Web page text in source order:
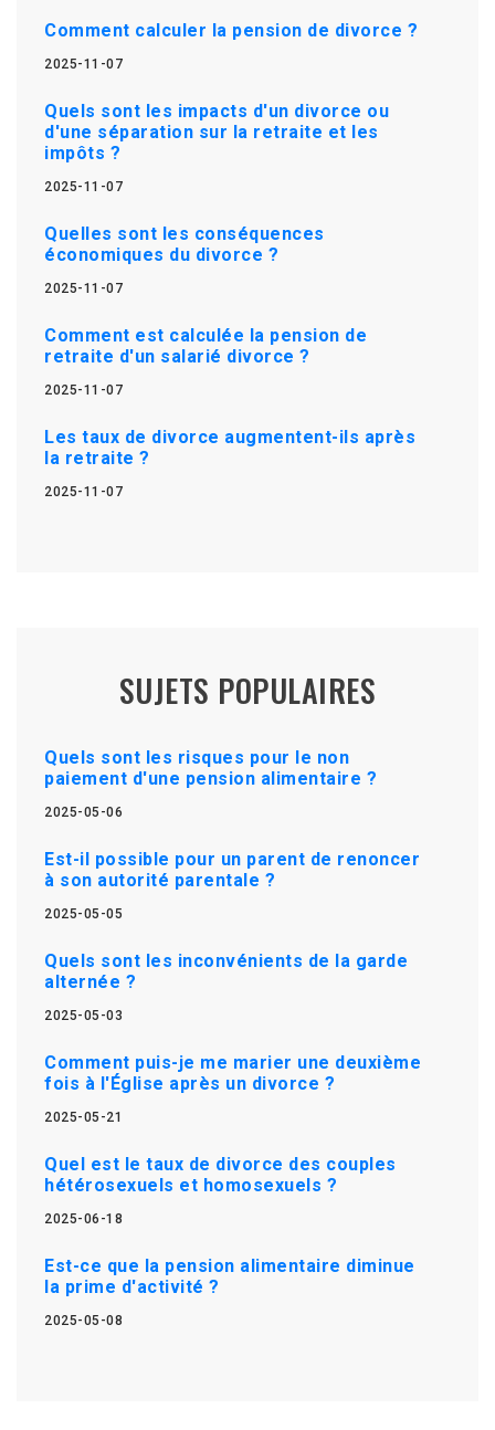
Comment calculer la pension de divorce ?
2025-11-07
Quels sont les impacts d'un divorce ou
d'une séparation sur la retraite et les
impôts ?
2025-11-07
Quelles sont les conséquences
économiques du divorce ?
2025-11-07
Comment est calculée la pension de
retraite d'un salarié divorce ?
2025-11-07
Les taux de divorce augmentent-ils après
la retraite ?
2025-11-07
SUJETS POPULAIRES
Quels sont les risques pour le non
paiement d'une pension alimentaire ?
2025-05-06
Est-il possible pour un parent de renoncer
à son autorité parentale ?
2025-05-05
Quels sont les inconvénients de la garde
alternée ?
2025-05-03
Comment puis-je me marier une deuxième
fois à l'Église après un divorce ?
2025-05-21
Quel est le taux de divorce des couples
hétérosexuels et homosexuels ?
2025-06-18
Est-ce que la pension alimentaire diminue
la prime d'activité ?
2025-05-08